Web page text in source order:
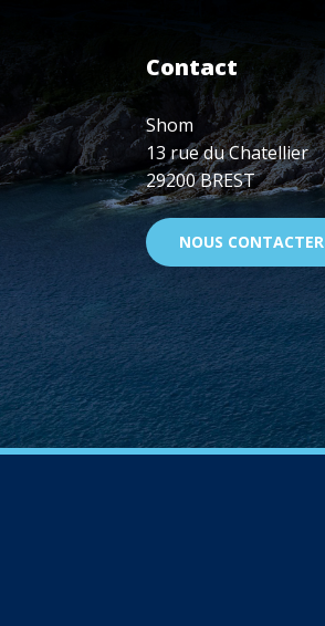
Contact
Shom
13 rue du Chatellier
29200 BREST
NOUS CONTACTER